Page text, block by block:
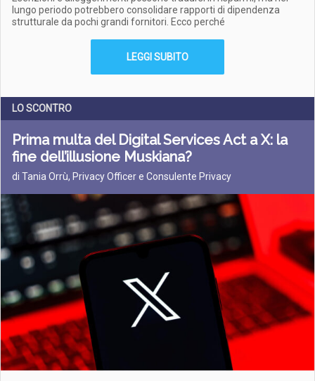
lungo periodo potrebbero consolidare rapporti di dipendenza
strutturale da pochi grandi fornitori. Ecco perché
LEGGI SUBITO
LO SCONTRO
Prima multa del Digital Services Act a X: la
fine dell’illusione Muskiana?
di Tania Orrù, Privacy Officer e Consulente Privacy